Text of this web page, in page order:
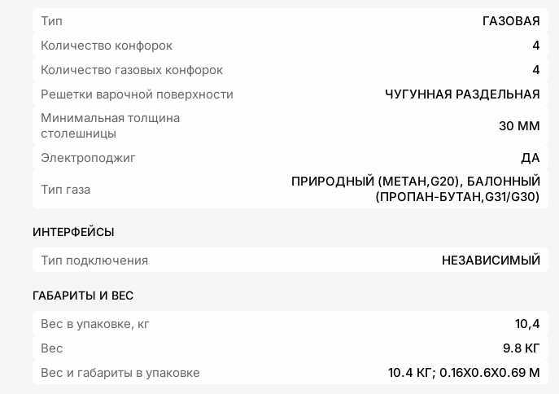
Тип
ГАЗОВАЯ
Количество конфорок
4
Количество газовых конфорок
4
Решетки варочной поверхности
ЧУГУННАЯ РАЗДЕЛЬНАЯ
Минимальная толщина
столешницы
30 ММ
Электроподжиг ДА
Тип газа
ПРИРОДНЫЙ (МЕТАН,G20), БАЛОННЫЙ
(ПРОПАН-БУТАН,G31/G30)
ИНТЕРФЕЙСЫ
Тип подключения НЕЗАВИСИМЫЙ
ГАБАРИТЫ И ВЕС
Вес в упаковке, кг
10,4
Вес
9.8 КГ
Вес и габариты в упаковке
10.4 КГ; 0.16X0.6X0.69 М